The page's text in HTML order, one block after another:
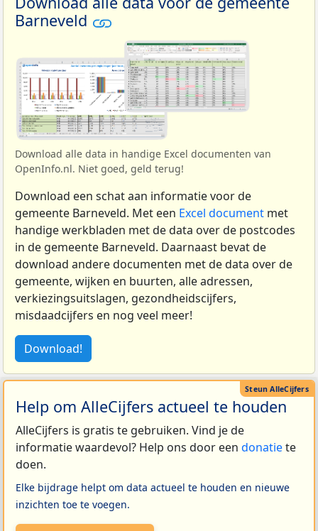
Barneveld
Download alle data in handige Excel documenten van
OpenInfo.nl. Niet goed, geld terug!
Download een schat aan informatie voor de
gemeente Barneveld. Met een Excel document met
handige werkbladen met de data over de postcodes
in de gemeente Barneveld. Daarnaast bevat de
download andere documenten met de data over de
gemeente, wijken en buurten, alle adressen,
verkiezingsuitslagen, gezondheidscijfers,
misdaadcijfers en nog veel meer!
Download!
Help om AlleCijfers actueel te houden
AlleCijfers is gratis te gebruiken. Vind je de
informatie waardevol? Help ons door een donatiete
doen.
Elke bijdrage helpt om data actueel te houden en nieuwe
inzichten toe te voegen.